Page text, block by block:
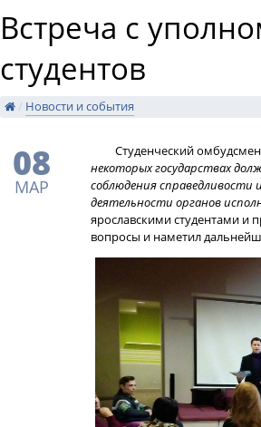
Встреча с
студентов
/ Новости и события
08
МАР
Студенческий
некоторых государствах
соблюдения справедливости
деятельности органов
ярославскими студентами и
вопросы и наметил